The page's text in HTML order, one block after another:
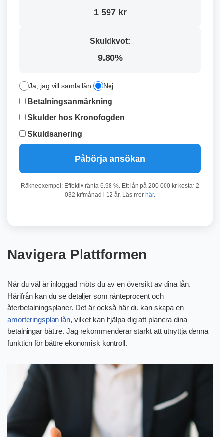
1 597 kr
Skuldkvot:
9.80%
Ja, jag vill samla lån Nej
Betalningsanmärkning
Skulder hos Kronofogden
Skuldsanering
Påbörja ansökan
Räkneexempel: Effektiv ränta 6.98 %. Ett lån på 200 000 kr kostar 2
032 kr/månad i 12 år. Läs mer här.
Navigera Plattformen
När du väl är inloggad möts du av en översikt av dina lån.
Härifrån kan du se detaljer som ränteprocent och
återbetalningsplaner. Det är också här du kan skapa en
amorteringsplan lån, vilket kan hjälpa dig att planera dina
betalningar bättre. Jag rekommenderar starkt att utnyttja denna
funktion för bättre ekonomisk kontroll.